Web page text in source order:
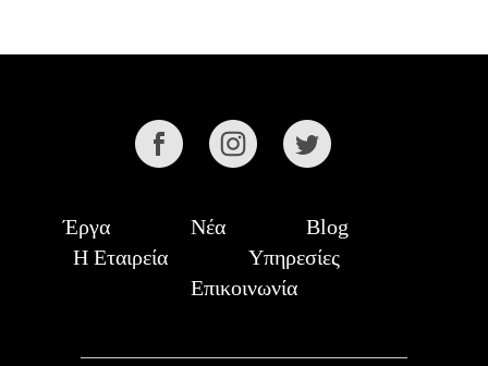
Έργα Νέα
Blog
Η Εταιρεία
Υπηρεσίες
Επικοινωνία